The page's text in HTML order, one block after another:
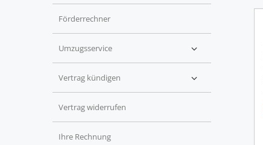
Förderrechner
Umzugsservice
Vertrag kündigen
Vertrag widerrufen
Ihre Rechnung